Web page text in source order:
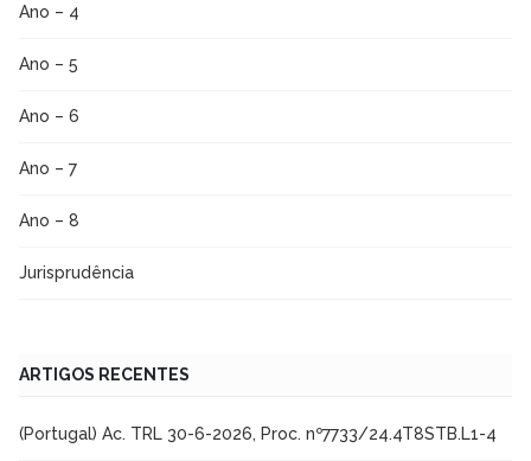
Ano – 4
Ano – 5
Ano – 6
Ano – 7
Ano – 8
Jurisprudência
ARTIGOS RECENTES
(Portugal) Ac. TRL 30-6-2026, Proc. nº7733/24.4T8STB.L1-4